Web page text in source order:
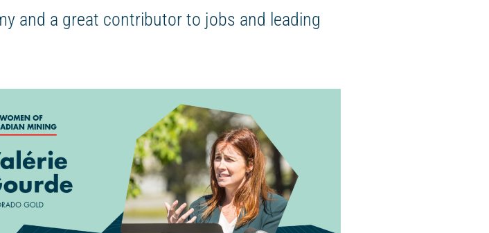
and a great contributor to jobs and leading